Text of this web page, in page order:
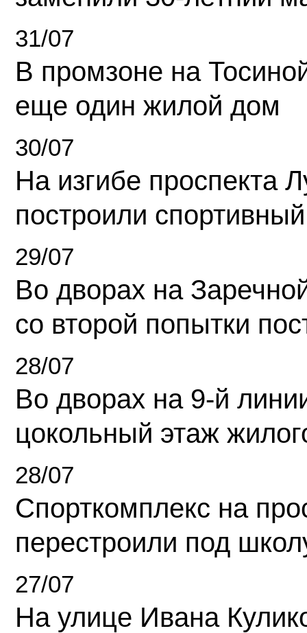
31/07
В промзоне на
еще один жилой дом
30/07
На изгибе проспекта
построили
29/07
Во дворах на
со второй попытки
28/07
Во дворах на 9-й
цокольный этаж
28/07
Спорткомплекс на
перестроили под
27/07
На улице Ивана